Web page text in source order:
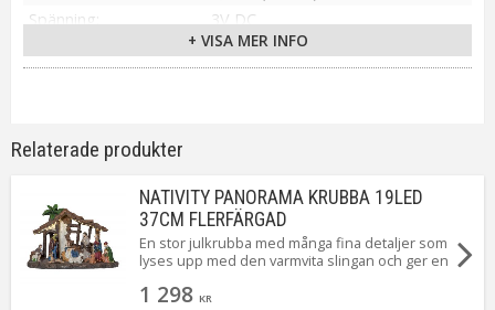
Spänning
3V DC
Vit
Ljuskälla
3 st LED
Livslängd
2st AAA (Ingår ej). Lyser ca.100h.
Spänning Ljuskälla
3V
Anpassad för
Inomhus
Tillverkare
Star Trading AB
+ VISA MER INFO
Relaterade produkter
NATIVITY PANORAMA KRUBBA 19LED
37CM FLERFÄRGAD
En stor julkrubba med många fina detaljer som
lyses upp med den varmvita slingan och ger en
1 298 KR